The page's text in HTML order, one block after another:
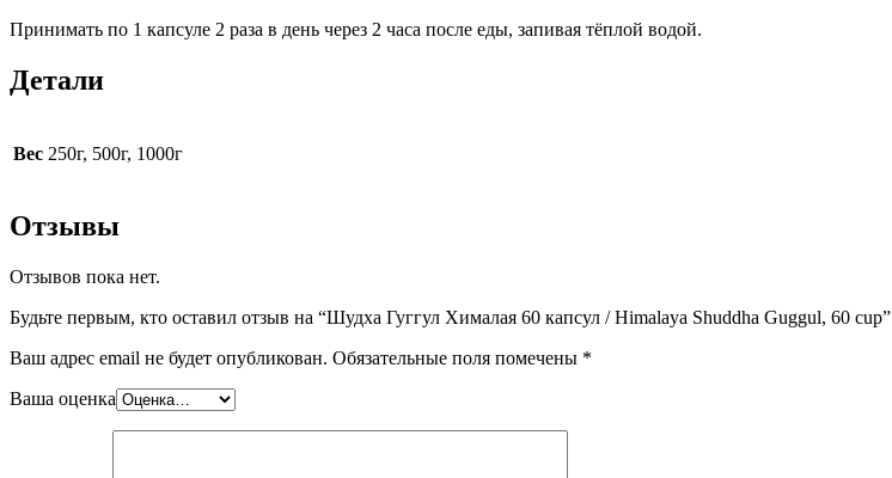
Принимать по 1 капсуле 2 раза в день через 2 часа после еды, запивая тёплой водой.
Детали
Вес 250г, 500г, 1000г
Отзывы
Отзывов пока нет.
Будьте первым, кто оставил отзыв на “Шудха Гуггул Хималая 60 капсул / Himalaya Shuddha Guggul, 60 cup”
Ваш адрес email не будет опубликован. Обязательные поля помечены *
Ваша оценка